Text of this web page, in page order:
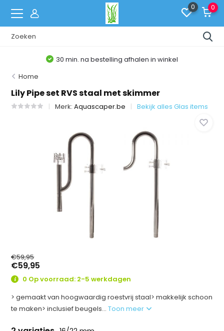
0 0
30 min. na bestelling afhalen in winkel
Home
Lily Pipe set RVS staal met skimmer
Merk:Aquascaper.be Bekijk alles Glas items
€59,95
€59,95
0 Op voorraad: 2-5 werkdagen
> gemaakt van hoogwaardig roestvrij staal> makkelijk schoon
te maken> inclusief beugels...Toon meer